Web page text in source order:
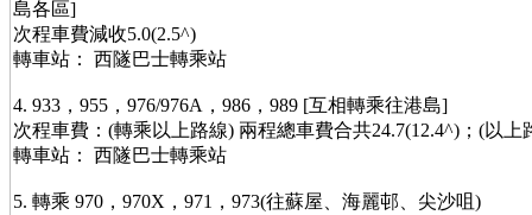
島各區]
次程車費減收5.0(2.5^)
轉車站： 西隧巴士轉乘站
4. 933，955，976/976A，986，989 [互相轉乘往港島]
次程車費：(轉乘以上路線) 兩程總車費合共24.7(12.4^)；(以上
轉車站： 西隧巴士轉乘站
5. 轉乘 970，970X，971，973(往蘇屋、海麗邨、尖沙咀)